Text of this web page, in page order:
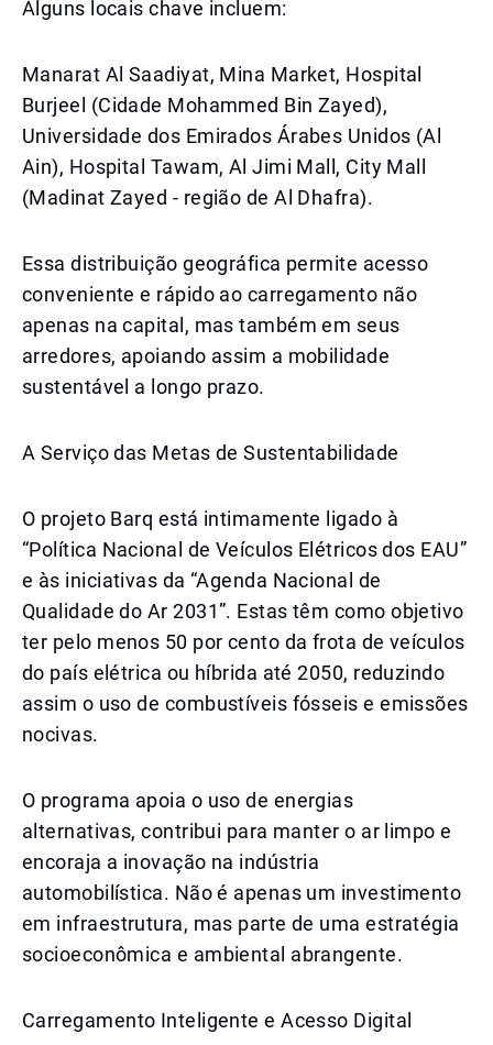
Alguns locais chave incluem:
Manarat Al Saadiyat, Mina Market, Hospital
Burjeel (Cidade Mohammed Bin Zayed),
Universidade dos Emirados Árabes Unidos (Al
Ain), Hospital Tawam, Al Jimi Mall, City Mall
(Madinat Zayed - região de Al Dhafra).
Essa distribuição geográfica permite acesso
conveniente e rápido ao carregamento não
apenas na capital, mas também em seus
arredores, apoiando assim a mobilidade
sustentável a longo prazo.
A Serviço das Metas de Sustentabilidade
O projeto Barq está intimamente ligado à
“Política Nacional de Veículos Elétricos dos EAU”
e às iniciativas da “Agenda Nacional de
Qualidade do Ar 2031”. Estas têm como objetivo
ter pelo menos 50 por cento da frota de veículos
do país elétrica ou híbrida até 2050, reduzindo
assim o uso de combustíveis fósseis e emissões
nocivas.
O programa apoia o uso de energias
alternativas, contribui para manter o ar limpo e
encoraja a inovação na indústria
automobilística. Não é apenas um investimento
em infraestrutura, mas parte de uma estratégia
socioeconômica e ambiental abrangente.
Carregamento Inteligente e Acesso Digital